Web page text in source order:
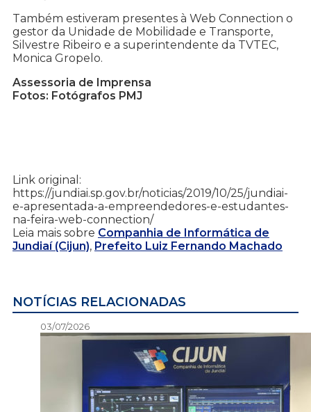
Também estiveram presentes à Web Connection o
gestor da Unidade de Mobilidade e Transporte,
Silvestre Ribeiro e a superintendente da TVTEC,
Monica Gropelo.
Assessoria de Imprensa
Fotos: Fotógrafos PMJ
Link original:
https://jundiai.sp.gov.br/noticias/2019/10/25/jundiai-
e-apresentada-a-empreendedores-e-estudantes-
na-feira-web-connection/
Leia mais sobre Companhia de Informática de
Jundiaí (Cijun), Prefeito Luiz Fernando Machado
NOTÍCIAS RELACIONADAS
03/07/2026